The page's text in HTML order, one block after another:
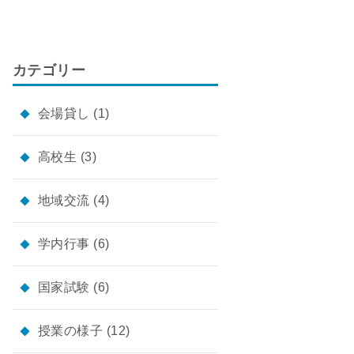
カテゴリー
会場貸し (1)
高校生 (3)
地域交流 (4)
学内行事 (6)
国家試験 (6)
授業の様子 (12)